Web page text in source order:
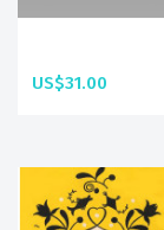
US$31.00